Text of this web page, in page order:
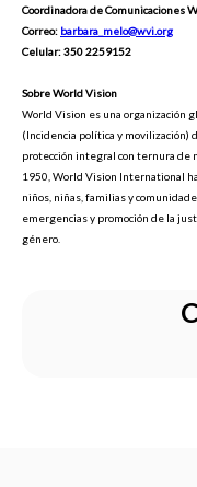
Coordinadora de Comunicaciones
Correo: barbara_melo@wvi.org
Celular: 350 2259152
Sobre World Vision
World Vision es una organización
(Incidencia política y movilización)
protección integral con ternura de
1950, World Vision International
niños, niñas, familias y
emergencias y promoción de la
género.